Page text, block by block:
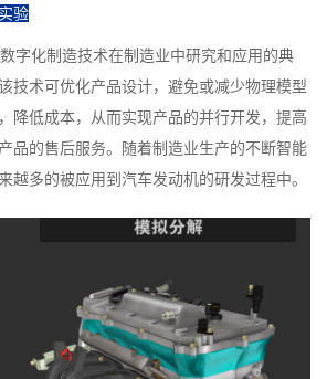
验
字化制造技术在制造业中研究和应用的典
技术可优化产品设计，避免或减少物理模型
降低成本，从而实现产品的并行开发，提高
品的售后服务。随着制造业生产的不断智能
越多的被应用到汽车发动机的研发过程中。‍